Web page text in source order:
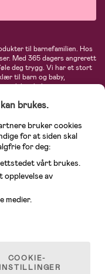
til barnefamilien. Hos
Med 365 dagers angrerett
deg trygg. Vi har et stort
til barn og baby,
leker, babyustyr og mye
KidKraft, Ergobaby, Philips
brukes.
bruker cookies
for at siden skal
for deg:
vårt brukes.
opplevelse av
medier.
COOKIE-